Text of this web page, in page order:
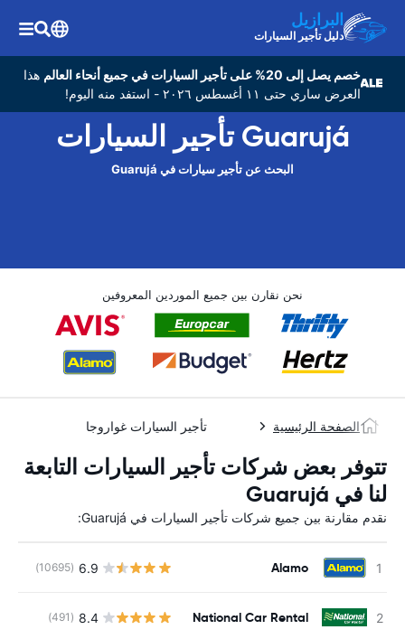
البرازيل
دليل تأجير السيارات
خصم يصل إلى 20% على تأجير السيارات في جميع أنحاء العالم
هذا
العرض ساري حتى ١١ أغسطس ٢٠٢٦ - استفد منه اليوم!
Guarujá تأجير السيارات
البحث عن تأجير سيارات في Guarujá
نحن نقارن بين جميع الموردين المعروفين
الصفحة الرئيسية تأجير السيارات غواروجا
تتوفر بعض شركات تأجير السيارات التابعة
لنا في Guarujá
نقدم مقارنة بين جميع شركات تأجير السيارات في Guarujá:
Alamo
6.9
(10695)
National Car Rental
8.4
(491)